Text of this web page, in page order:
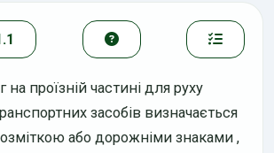
на проїзній частині для руху
засобів визначається
або дорожніми знаками ,